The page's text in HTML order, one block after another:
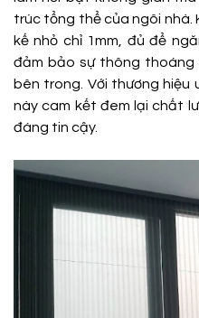
trúc tổng thể của ngôi nhà.
kế nhỏ chỉ 1mm, đủ để
đảm bảo sự thông thoáng
bên trong. Với thương hiệu
này cam kết đem lại chất
đáng tin cậy.